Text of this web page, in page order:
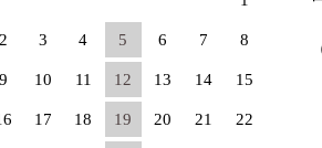
2 3 4 5 6 7 8
9 10 11 12 13 14 15
17 18 19 20 21 22